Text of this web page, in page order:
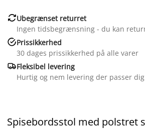
Ubegrænset returret
Ingen tidsbegrænsning - du kan
Prissikkerhed
30 dages prissikkerhed på alle varer
Fleksibel levering
Hurtig og nem levering der passer dig
Spisebordsstol med polstret